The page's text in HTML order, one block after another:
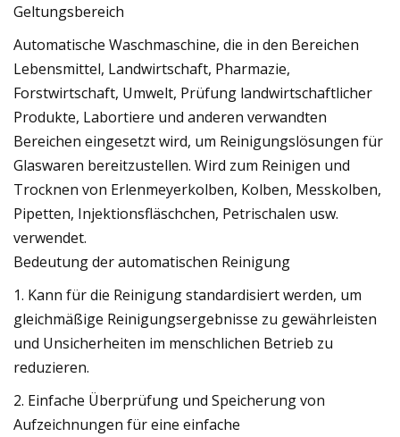
Geltungsbereich
Automatische Waschmaschine, die in den Bereichen
Lebensmittel, Landwirtschaft, Pharmazie,
Forstwirtschaft, Umwelt, Prüfung landwirtschaftlicher
Produkte, Labortiere und anderen verwandten
Bereichen eingesetzt wird, um Reinigungslösungen für
Glaswaren bereitzustellen. Wird zum Reinigen und
Trocknen von Erlenmeyerkolben, Kolben, Messkolben,
Pipetten, Injektionsfläschchen, Petrischalen usw.
verwendet.
Bedeutung der automatischen Reinigung
1. Kann für die Reinigung standardisiert werden, um
gleichmäßige Reinigungsergebnisse zu gewährleisten
und Unsicherheiten im menschlichen Betrieb zu
reduzieren.
2. Einfache Überprüfung und Speicherung von
Aufzeichnungen für eine einfache